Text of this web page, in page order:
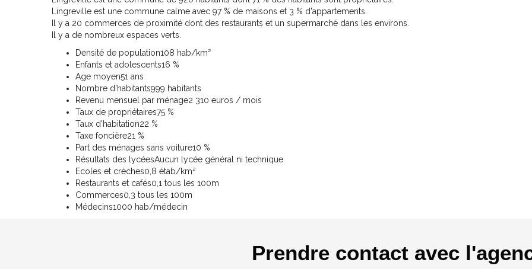
Lingreville est une commune calme avec 97 % de maisons et 3 % d'appartements.
Il y a 20 commerces de proximité dont des restaurants et un supermarché dans les environs.
Il y a de nombreux espaces verts.
Densité de population108 hab/km²
Enfants et adolescents16 %
Age moyen51 ans
Nombre d'habitants999 habitants
Revenu mensuel par ménage2 310 euros / mois
Taux de propriétaires75 %
Taux d'habitation22 %
Taxe foncière21 %
Part des ménages sans voiture10 %
Résultats des lycéesAucun lycée général ni technique
Ecoles et crèches0,8 étab/km²
Restaurants et cafés0,1 tous les 100m
Commerces0,3 tous les 100m
Médecins1000 hab/médecin
Prendre contact avec